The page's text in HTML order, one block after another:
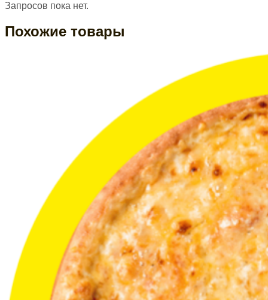
Запросов пока нет.
Похожие товары